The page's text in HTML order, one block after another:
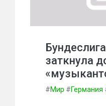
заткнула
#Мир #Германия